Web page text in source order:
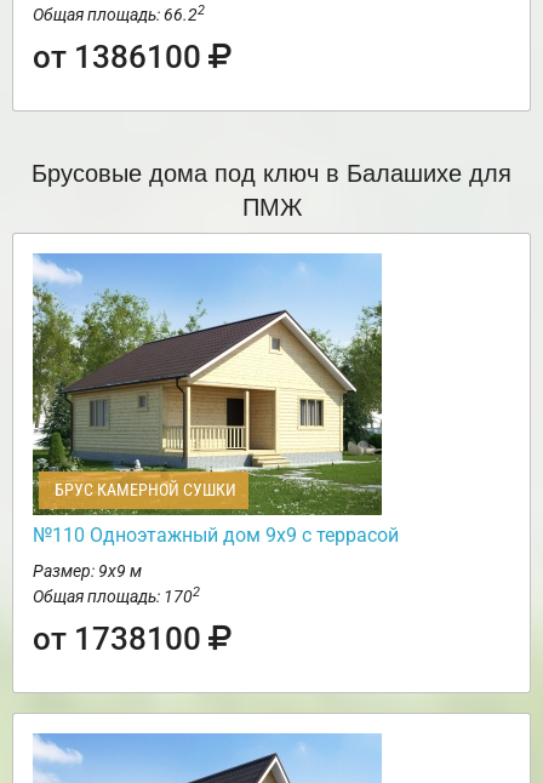
Общая площадь: 66.22
от 1386100
Брусовые дома под ключ в Балашихе для
ПМЖ
БРУС КАМЕРНОЙ СУШКИ
№110 Одноэтажный дом 9х9 с террасой
Размер: 9х9 м
Общая площадь: 1702
от 1738100